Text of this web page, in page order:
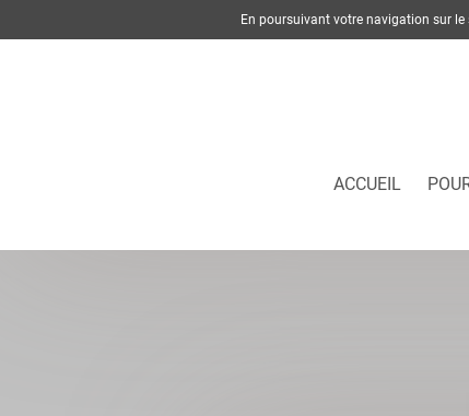
ACCUEIL
En poursuivant votre navigation sur